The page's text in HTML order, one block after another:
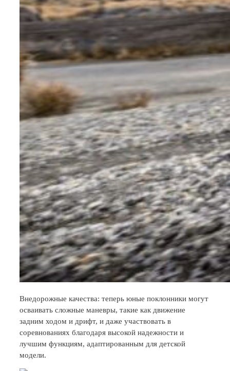
Внедорожные качества: теперь юные поклонники могут
осваивать сложные маневры, такие как движение
задним ходом и дрифт, и даже участвовать в
соревнованиях благодаря высокой надежности и
лучшим функциям, адаптированным для детской
модели.